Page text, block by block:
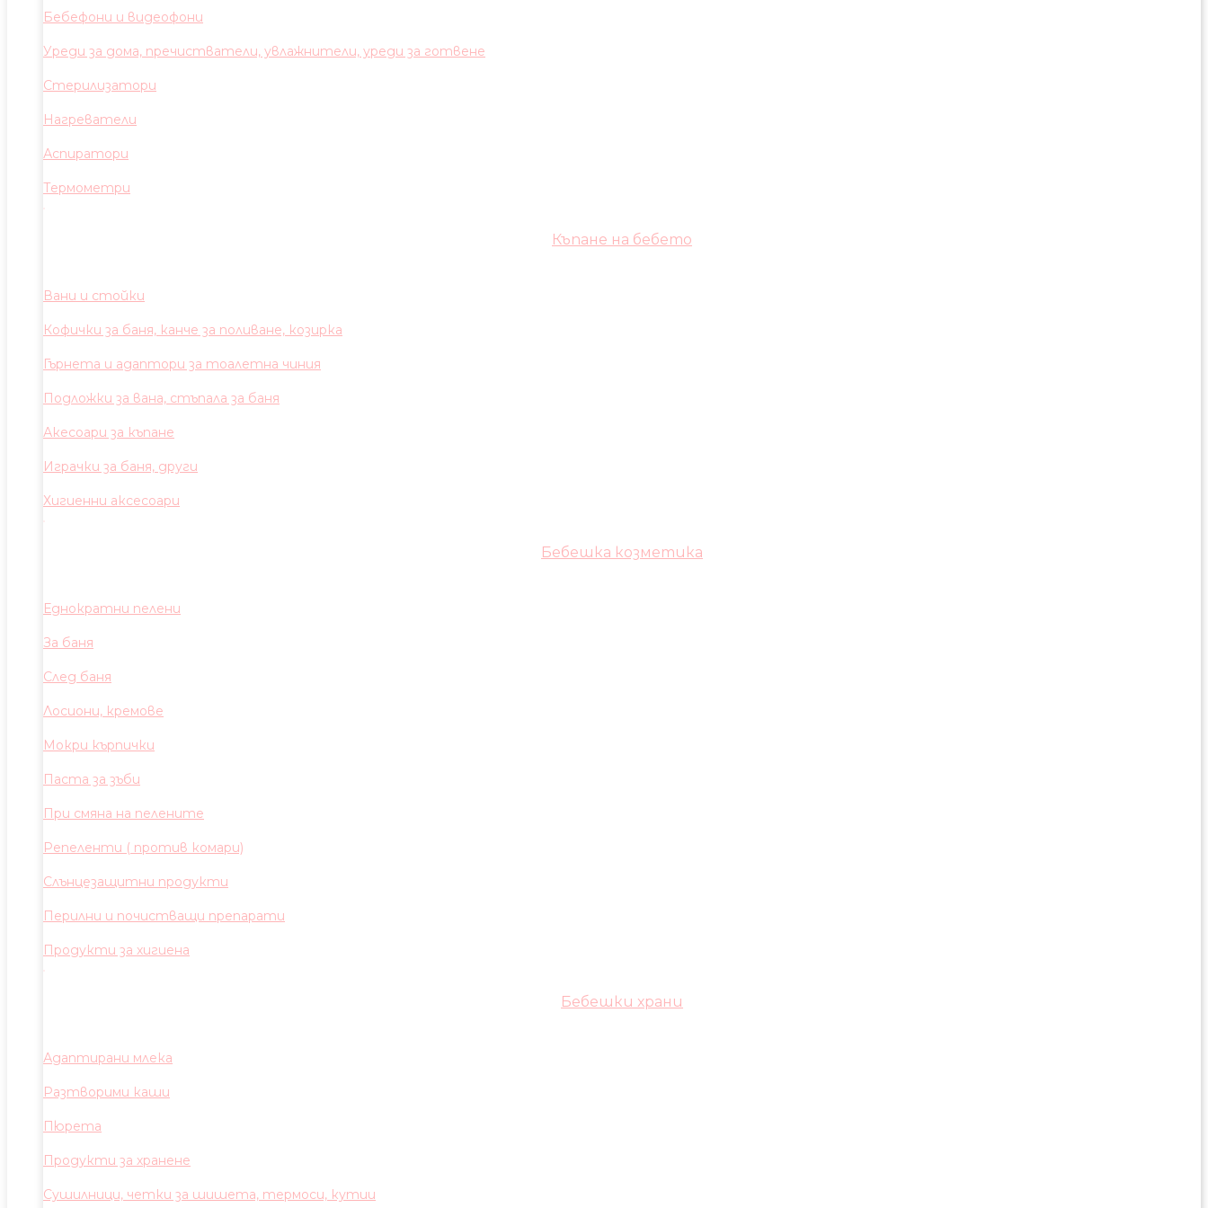
Бебефони и видеофони
Уреди за дома, пречистватели, увлажнители, уреди за готвене
Стерилизатори
Нагреватели
Аспиратори
Термометри
Къпане на бебето
Вани и стойки
Кофички за баня, канче за поливане, козирка
Гърнета и адаптори за тоалетна чиния
Подложки за вана, стъпала за баня
Акесоари за къпане
Играчки за баня, други
Хигиенни аксесоари
Бебешка козметика
Еднократни пелени
За баня
След баня
Лосиони, кремове
Мокри кърпички
Паста за зъби
При смяна на пелените
Репеленти ( против комари)
Слънцезащитни продукти
Перилни и почистващи препарати
Продукти за хигиена
Бебешки храни
Адаптирани млека
Разтворими каши
Пюрета
Продукти за хранене
Сушилници, четки за шишета, термоси, кутии